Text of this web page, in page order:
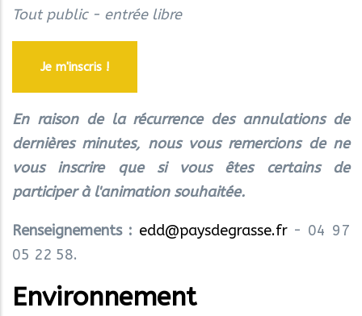
Tout public - entrée libre
Je m'inscris !
En raison de la récurrence des annulations de
dernières minutes, nous vous remercions de ne
vous inscrire que si vous êtes certains de
participer à l'animation souhaitée.
Renseignements : edd@paysdegrasse.fr- 04 97
05 22 58.
Environnement